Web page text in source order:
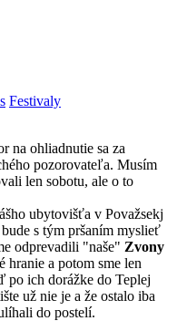
Festivaly
na ohliadnutie sa za
pozorovateľa. Musím
len sobotu, ale o to
ubytovišťa v Považsekj
s tým pršaním myslieť
odprevadili "naše" Zvony
a potom sme len
po ich dorážke do Teplej
už nie je a že ostalo iba
do postelí.